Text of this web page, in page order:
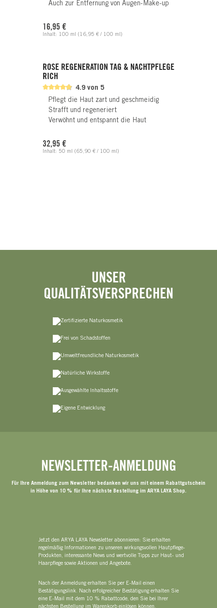
Auch zur Entfernung von Augen-Make-up
Inhalt: 100 ml (16,95 € / 100 ml)
16,95 €
4.9 von 5
ROSE REGENERATION TAG & NACHTPFLEGE
RICH
Pflegt die Haut zart und geschmeidig
Strafft und regeneriert
Verwöhnt und entspannt die Haut
Inhalt: 50 ml (65,90 € / 100 ml)
32,95 €
UNSER
QUALITÄTSVERSPRECHEN
NEWSLETTER-ANMELDUNG
Für Ihre Anmeldung zum Newsletter bedanken wir uns mit einem Rabattgutschein
in Höhe von 10 % für Ihre nächste Bestellung im ARYA LAYA Shop.
Jetzt den ARYA LAYA Newsletter abonnieren: Sie erhalten
regelmäßig Informationen zu unseren wirkungsvollen Hautpflege-
Produkten, interessante News und wertvolle Tipps zur Haut- und
Haarpflege sowie Aktionen und Angebote.
Nach der Anmeldung erhalten Sie per E-Mail einen
Bestätigungslink. Nach erfolgreicher Bestätigung erhalten Sie
eine E-Mail mit dem 10 % Rabattcode, den Sie bei Ihrer
nächsten Bestellung im Warenkorb einlösen können.